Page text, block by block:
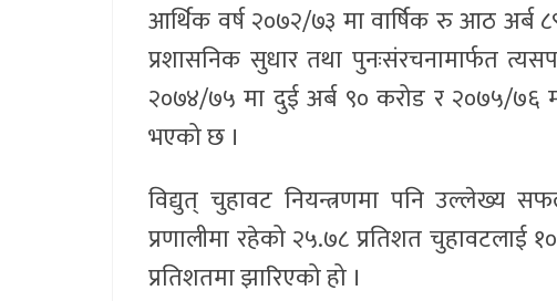
आर्थिक वर्ष २०७२/७३ मा वार्षिक रु आठ अर्ब
प्रशासनिक सुधार तथा पुनःसंरचनामार्फत
२०७४/७५ मा दुई अर्ब ९० करोड र २०७५/
भएको छ ।
विद्युत् चुहावट नियन्त्रणमा पनि उल्लेख्य
प्रणालीमा रहेको २५.७८ प्रतिशत
प्रतिशतमा झारिएको हो ।